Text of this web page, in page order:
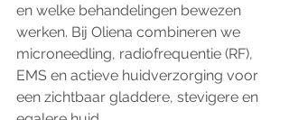
en welke behandelingen bewezen
werken. Bij Oliena combineren we
microneedling, radiofrequentie (RF),
EMS en actieve huidverzorging voor
een zichtbaar gladdere, stevigere en